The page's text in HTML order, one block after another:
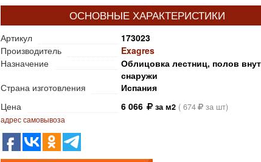
ОСНОВНЫЕ ХАРАКТЕРИСТИКИ
Артикул
173023
Производитель
Exagres
Назначение
Облицовка лестниц, полов
снаружи
Страна изготовления
Испания
Цена
6 066 за м2 (674 за шт)
адрес самовывоза